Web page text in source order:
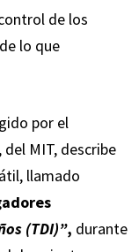
de los
lo que
por el
MIT, describe
llamado
(TDI)”, durante